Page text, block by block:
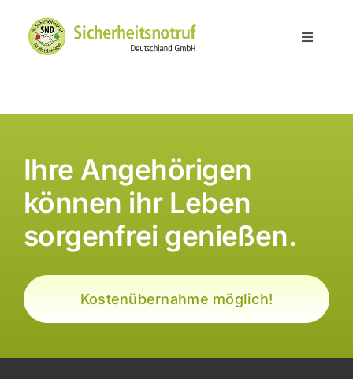
content
Toggle
Kundenerfahrungen
Service
Kontakt
Ihre Angehörigen
können ihr Leben
sorgenfrei genießen.
Kostenübernahme möglich!